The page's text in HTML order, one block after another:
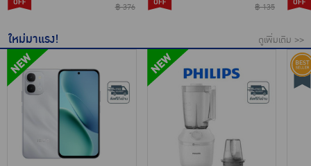
฿ 376
฿ 135
ใหม่มาแรง! ดูเพิ่มเติม >>